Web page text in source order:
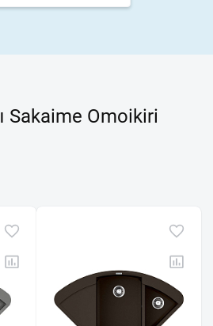
Sakaime Omoikiri